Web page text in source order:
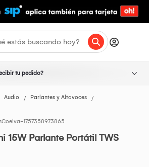
tu pedido?
Audio
Parlantes y Altavoces
1757358973865
15W Parlante Portátil TWS